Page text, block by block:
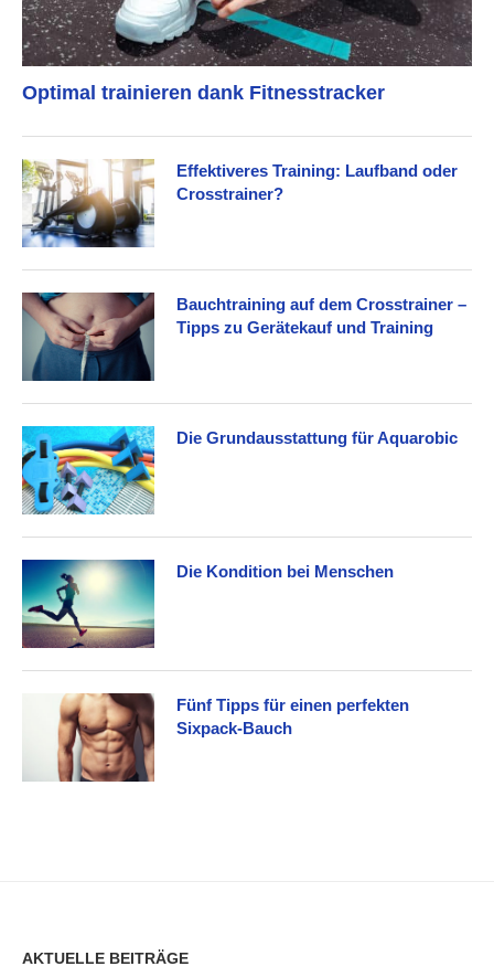
Optimal trainieren dank Fitnesstracker
Effektiveres Training: Laufband oder
Crosstrainer?
Bauchtraining auf dem Crosstrainer –
Tipps zu Gerätekauf und Training
Die Grundausstattung für Aquarobic
Die Kondition bei Menschen
Fünf Tipps für einen perfekten
Sixpack-Bauch
AKTUELLE BEITRÄGE